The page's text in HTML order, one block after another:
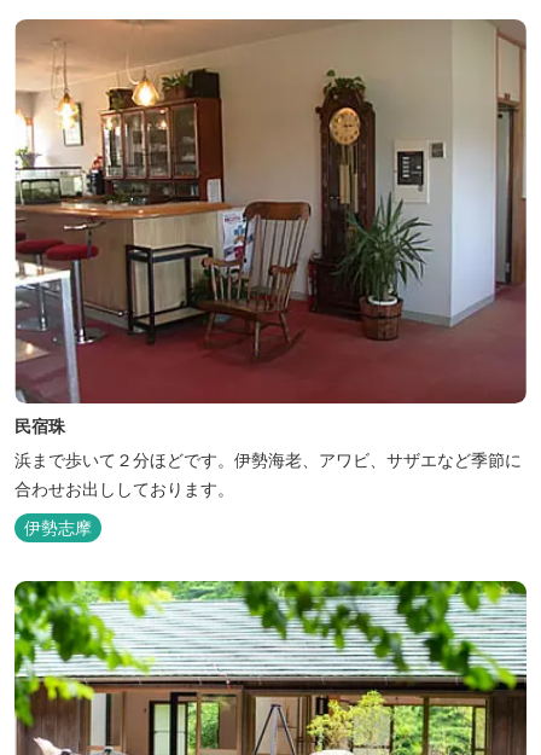
Souvenir Shop」も併殺されています。
民宿珠
浜まで歩いて２分ほどです。伊勢海老、アワビ、サザエなど季節に
合わせお出ししております。
伊勢志摩